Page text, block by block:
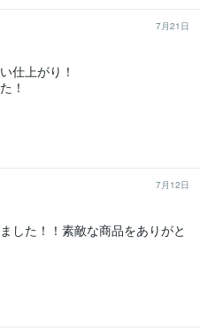
7月21日
仕上がり！
7月12日
した！！素敵な商品をありがと